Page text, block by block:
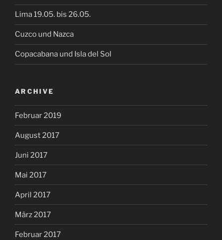
Lima 19.05. bis 26.05.
Cuzco und Nazca
Copacabana und Isla del Sol
ARCHIVE
Februar 2019
August 2017
Juni 2017
Mai 2017
April 2017
März 2017
Februar 2017